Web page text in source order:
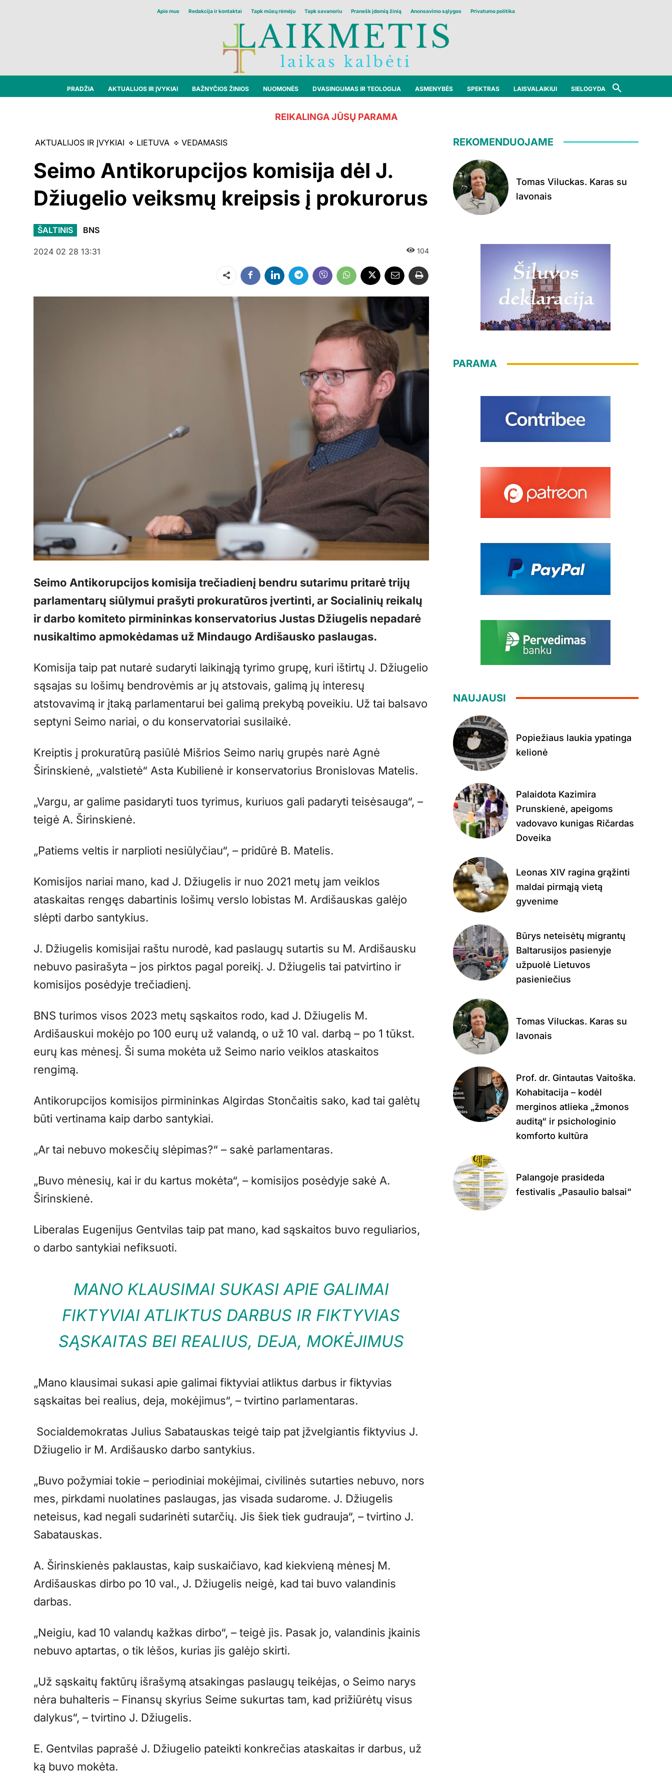
Apie mus Redakcija ir kontaktai Tapk mūsų rėmėju Tapk savanoriu Pranešk įdomią žinią Anonsavimo sąlygos Privatumo politika
PRADŽIA AKTUALIJOS IR ĮVYKIAI BAŽNYČIOS ŽINIOS NUOMONĖS DVASINGUMAS IR TEOLOGIJA ASMENYBĖS SPEKTRAS LAISVALAIKIUI SIELOGYDA
REIKALINGA JŪSŲ PARAMA
AKTUALIJOS IR ĮVYKIAI LIETUVA VEDAMASIS
Seimo Antikorupcijos komisija dėl J.
Džiugelio veiksmų kreipsis į prokurorus
ŠALTINIS BNS
2024 02 28 13:31 104
Dalintis
Seimo Antikorupcijos komisija trečiadienį bendru sutarimu pritarė trijų
parlamentarų siūlymui prašyti prokuratūros įvertinti, ar Socialinių reikalų
ir darbo komiteto pirmininkas konservatorius Justas Džiugelis nepadarė
nusikaltimo apmokėdamas už Mindaugo Ardišausko paslaugas.
Komisija taip pat nutarė sudaryti laikinąją tyrimo grupę, kuri ištirtų J. Džiugelio
sąsajas su lošimų bendrovėmis ar jų atstovais, galimą jų interesų
atstovavimą ir įtaką parlamentarui bei galimą prekybą poveikiu. Už tai balsavo
septyni Seimo nariai, o du konservatoriai susilaikė.
Kreiptis į prokuratūrą pasiūlė Mišrios Seimo narių grupės narė Agnė
Širinskienė, „valstietė“ Asta Kubilienė ir konservatorius Bronislovas Matelis.
„Vargu, ar galime pasidaryti tuos tyrimus, kuriuos gali padaryti teisėsauga“, –
teigė A. Širinskienė.
„Patiems veltis ir narplioti nesiūlyčiau“, – pridūrė B. Matelis.
Komisijos nariai mano, kad J. Džiugelis ir nuo 2021 metų jam veiklos
ataskaitas rengęs dabartinis lošimų verslo lobistas M. Ardišauskas galėjo
slėpti darbo santykius.
J. Džiugelis komisijai raštu nurodė, kad paslaugų sutartis su M. Ardišausku
nebuvo pasirašyta – jos pirktos pagal poreikį. J. Džiugelis tai patvirtino ir
komisijos posėdyje trečiadienį.
BNS turimos visos 2023 metų sąskaitos rodo, kad J. Džiugelis M.
Ardišauskui mokėjo po 100 eurų už valandą, o už 10 val. darbą – po 1 tūkst.
eurų kas mėnesį. Ši suma mokėta už Seimo nario veiklos ataskaitos
rengimą.
Antikorupcijos komisijos pirmininkas Algirdas Stončaitis sako, kad tai galėtų
būti vertinama kaip darbo santykiai.
„Ar tai nebuvo mokesčių slėpimas?“ – sakė parlamentaras.
„Buvo mėnesių, kai ir du kartus mokėta“, – komisijos posėdyje sakė A.
Širinskienė.
Liberalas Eugenijus Gentvilas taip pat mano, kad sąskaitos buvo reguliarios,
o darbo santykiai nefiksuoti.
MANO KLAUSIMAI SUKASI APIE GALIMAI
FIKTYVIAI ATLIKTUS DARBUS IR FIKTYVIAS
SĄSKAITAS BEI REALIUS, DEJA, MOKĖJIMUS
„Mano klausimai sukasi apie galimai fiktyviai atliktus darbus ir fiktyvias
sąskaitas bei realius, deja, mokėjimus“, – tvirtino parlamentaras.
Socialdemokratas Julius Sabatauskas teigė taip pat įžvelgiantis fiktyvius J.
Džiugelio ir M. Ardišausko darbo santykius.
„Buvo požymiai tokie – periodiniai mokėjimai, civilinės sutarties nebuvo, nors
mes, pirkdami nuolatines paslaugas, jas visada sudarome. J. Džiugelis
neteisus, kad negali sudarinėti sutarčių. Jis šiek tiek gudrauja“, – tvirtino J.
Sabatauskas.
A. Širinskienės paklaustas, kaip suskaičiavo, kad kiekvieną mėnesį M.
Ardišauskas dirbo po 10 val., J. Džiugelis neigė, kad tai buvo valandinis
darbas.
„Neigiu, kad 10 valandų kažkas dirbo“, – teigė jis. Pasak jo, valandinis įkainis
nebuvo aptartas, o tik lėšos, kurias jis galėjo skirti.
„Už sąskaitų faktūrų išrašymą atsakingas paslaugų teikėjas, o Seimo narys
nėra buhalteris – Finansų skyrius Seime sukurtas tam, kad prižiūrėtų visus
dalykus“, – tvirtino J. Džiugelis.
E. Gentvilas paprašė J. Džiugelio pateikti konkrečias ataskaitas ir darbus, už
ką buvo mokėta.
REKOMENDUOJAME
Tomas Viluckas. Karas su
lavonais
PARAMA
NAUJAUSI
Popiežiaus laukia ypatinga
kelionė
Palaidota Kazimira
Prunskienė, apeigoms
vadovavo kunigas Ričardas
Doveika
Leonas XIV ragina grąžinti
maldai pirmąją vietą
gyvenime
Būrys neteisėtų migrantų
Baltarusijos pasienyje
užpuolė Lietuvos
pasieniečius
Tomas Viluckas. Karas su
lavonais
Prof. dr. Gintautas Vaitoška.
Kohabitacija – kodėl
merginos atlieka „žmonos
auditą“ ir psichologinio
komforto kultūra
Palangoje prasideda
festivalis „Pasaulio balsai“